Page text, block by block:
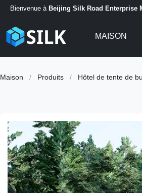
Bienvenue à Beijing Silk Road Enterprise
MAISON
Maison / Produits / Hôtel de tente de